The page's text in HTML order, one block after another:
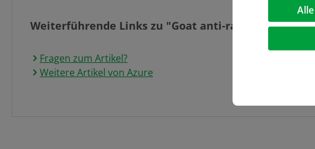
Weiterführende Links zu "Goat anti-rabbit snd.
Fragen zum Artikel?
Weitere Artikel von Azure